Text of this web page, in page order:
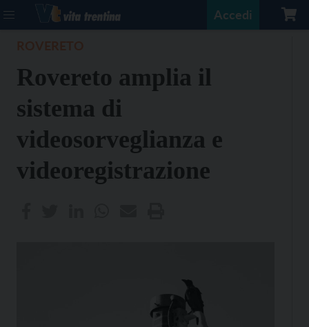
Accedi
Rovereto amplia il
sistema di
videosorveglianza e
videoregistrazione